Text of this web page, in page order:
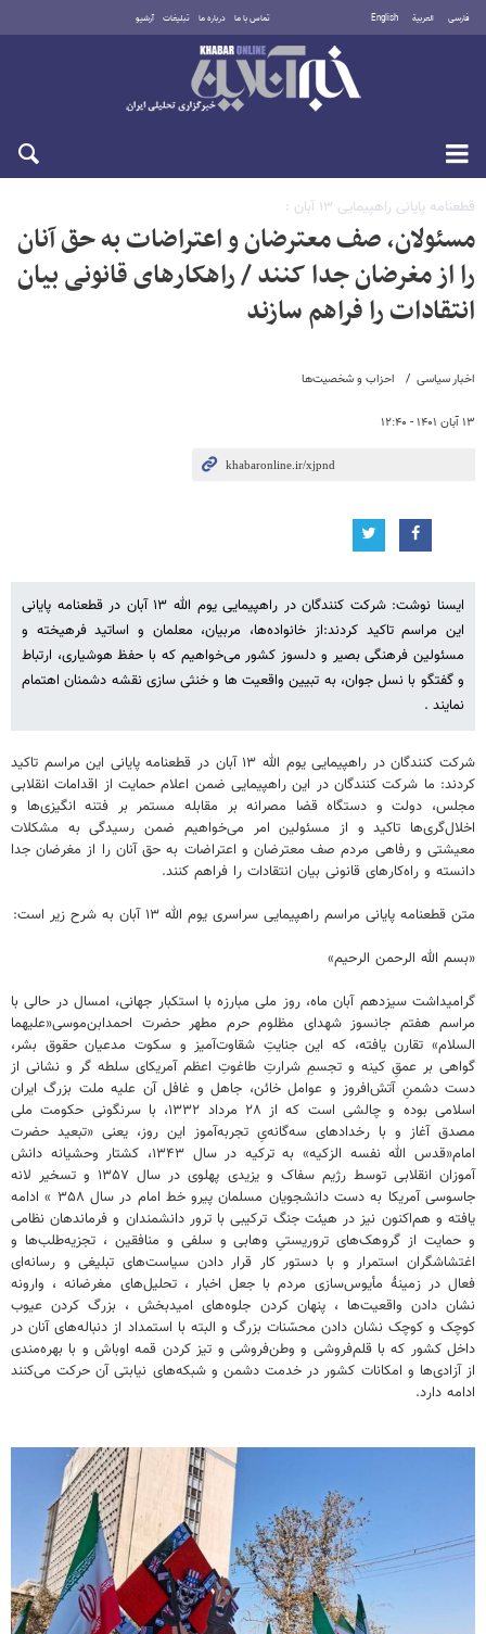
فارسی العربية English تماس با ما درباره ما تبلیغات آرشیو
یکشنبه ۱۸ مرداد ۱۴۰۵
اخبار سیاسی احزاب و شخصیت‌ها
۱۳ آبان ۱۴۰۱ - ۱۲:۴۰
قطعنامه پایانی راهپیمایی ۱۳ آبان :
مسئولان، صف معترضان و اعتراضات به حق آنان
را از مغرضان جدا کنند / راهکارهای قانونی بیان
انتقادات را فراهم سازند
ایسنا نوشت: شرکت کنندگان در راهپیمایی یوم الله ۱۳ آبان در قطعنامه پایانی
این مراسم تاکید کردند:از خانواده‌ها، مربیان، معلمان و اساتید فرهیخته و
مسئولین فرهنگی بصیر و دلسوز کشور می‌خواهیم که با حفظ هوشیاری، ارتباط
و گفتگو با نسل جوان، به تبیین واقعیت ها و خنثی سازی نقشه دشمنان اهتمام
نمایند .
شرکت کنندگان در راهپیمایی یوم الله ۱۳ آبان در قطعنامه پایانی این مراسم تاکید
کردند: ما شرکت کنندگان در این راهپیمایی ضمن اعلام حمایت از اقدامات انقلابی
مجلس، دولت و دستگاه قضا مصرانه بر مقابله مستمر بر فتنه انگیزی‌ها و
اخلال‌گری‌ها تاکید و از مسئولین امر می‌خواهیم ضمن رسیدگی به مشکلات
معیشتی و رفاهی مردم صف معترضان و اعتراضات به حق آنان را از مغرضان جدا
دانسته و راه‌کارهای قانونی بیان انتقادات را فراهم کنند.
متن قطعنامه پایانی مراسم راهپیمایی سراسری یوم الله ۱۳ آبان به شرح زیر است:
«بسم الله الرحمن الرحیم»
گرامیداشت سیزدهم آبان ماه، روز ملی مبارزه با استکبار جهانی، امسال در حالی با
مراسم هفتم جانسوز شهدای مظلوم حرم مطهر حضرت احمدابن‌موسی«علیهما
السلام» تقارن یافته، که این جنایتِ شقاوت‌آمیز و سکوت مدعیان حقوق بشر،
گواهی بر عمقِ کینه و تجسمِ شرارتِ طاغوتِ اعظم آمریکای سلطه گر و نشانی از
دست دشمنِ آتش‌افروز و عوامل خائن، جاهل و غافل آن علیه ملت بزرگ ایران
اسلامی بوده و چالشی است که از ۲۸ مرداد ۱۳۳۲، با سرنگونی حکومت ملی
مصدق آغاز و با رخدادهای سه‌گانه‌یِ تجربه‌آموز این روز، یعنی «تبعید حضرت
امام«قدس الله نفسه الزکیه» به ترکیه در سال ۱۳۴۳، کشتار وحشیانه دانش
آموزان انقلابی توسط رژیم سفاک و یزیدی پهلوی در سال ۱۳۵۷ و تسخیر لانه
جاسوسی آمریکا به دست دانشجویان مسلمان پیرو خط امام در سال ۳۵۸ » ادامه
یافته و هم‌اکنون نیز در هیئت جنگ ترکیبی با ترور دانشمندان و فرماندهان نظامی
و حمایت از گروهک‌های تروریستیِ وهابی و سلفی و منافقین ، تجزیه‌طلب‌ها و
اغتشاشگران استمرار و با دستور کار قرار دادن سیاست‌های تبلیغی و رسانه‌ای
فعال‌ در زمینۀ مأیوس‌سازی مردم با جعل اخبار ، تحلیل‌های مغرضانه ، وارونه
نشان دادن واقعیت‌ها ، پنهان کردن جلوه‌های امیدبخش ، بزرگ کردن عیوب
کوچک و کوچک نشان دادن محسّنات بزرگ و البته با استمداد از دنباله‌های آنان در
داخل کشور که با قلم‌فروشی و وطن‌فروشی و تیز کردن قمه اوباش و با بهره‌مندی
از آزادی‌ها و امکانات کشور در خدمت دشمن و شبکه‌های نیابتی آن حرکت می‌کنند
ادامه دارد.